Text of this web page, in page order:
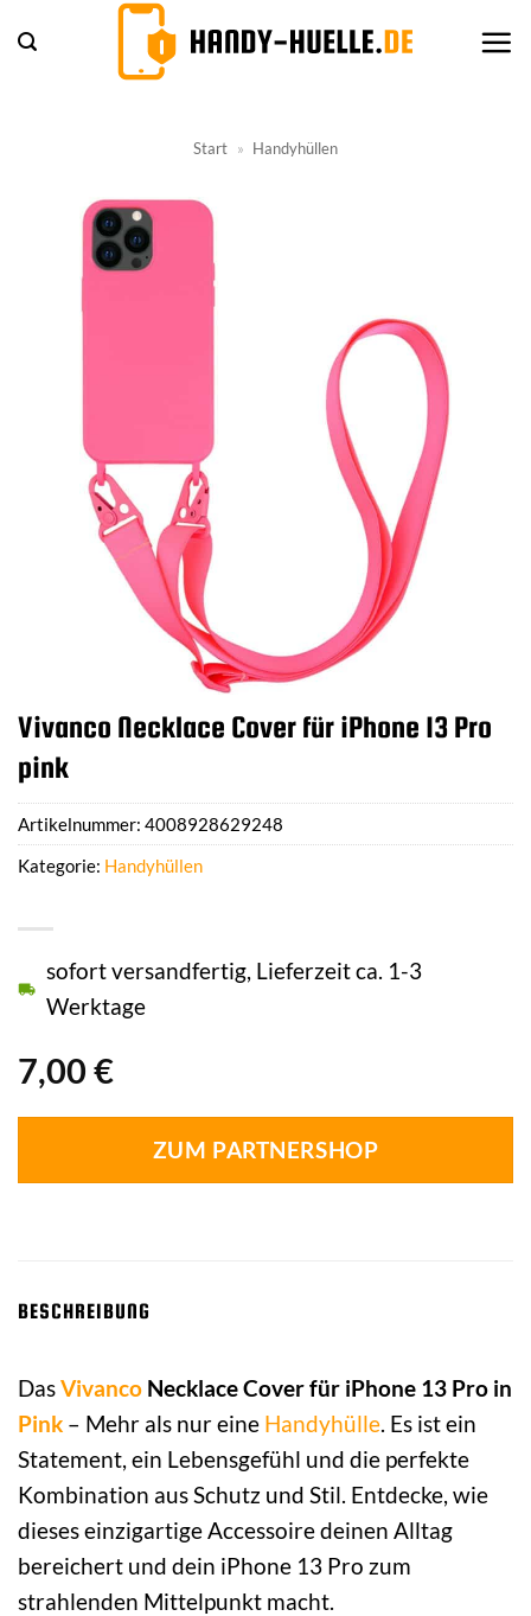
Inhalt
Start » Handyhüllen
Vivanco Necklace Cover für iPhone 13 Pro
pink
7,00 €
sofort versandfertig, Lieferzeit ca. 1-3
Werktage
ZUM PARTNERSHOP
Artikelnummer: 4008928629248
Kategorie: Handyhüllen
BESCHREIBUNG
DasVivanco Necklace Cover für iPhone 13 Pro in
Pink – Mehr als nur eine Handyhülle . Es ist ein
Statement, ein Lebensgefühl und die perfekte
Kombination aus Schutz und Stil. Entdecke, wie
dieses einzigartige Accessoire deinen Alltag
bereichert und dein iPhone 13 Pro zum
strahlenden Mittelpunkt macht.